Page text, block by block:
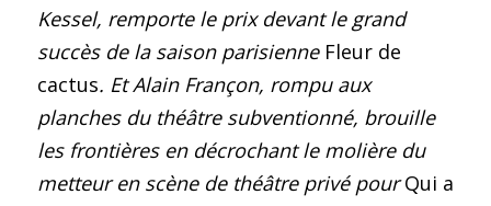
Kessel, remporte le prix devant le grand
succès de la saison parisienne Fleur de
cactus. Et Alain Françon, rompu aux
planches du théâtre subventionné, brouille
les frontières en décrochant le molière du
metteur en scène de théâtre privé pourQui a